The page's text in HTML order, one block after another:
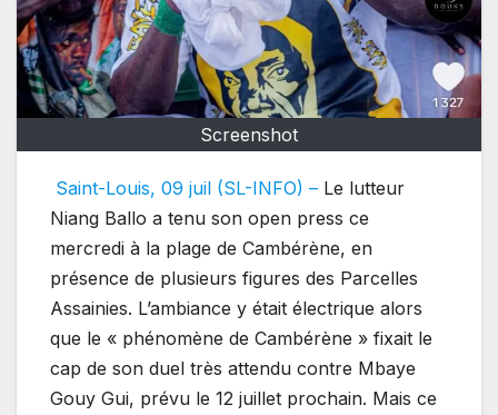
Screenshot
Saint-Louis, 09 juil (SL-INFO) – Le lutteur
Niang Ballo a tenu son open press ce
mercredi à la plage de Cambérène, en
présence de plusieurs figures des Parcelles
Assainies. L’ambiance y était électrique alors
que le « phénomène de Cambérène » fixait le
cap de son duel très attendu contre Mbaye
Gouy Gui, prévu le 12 juillet prochain. Mais ce